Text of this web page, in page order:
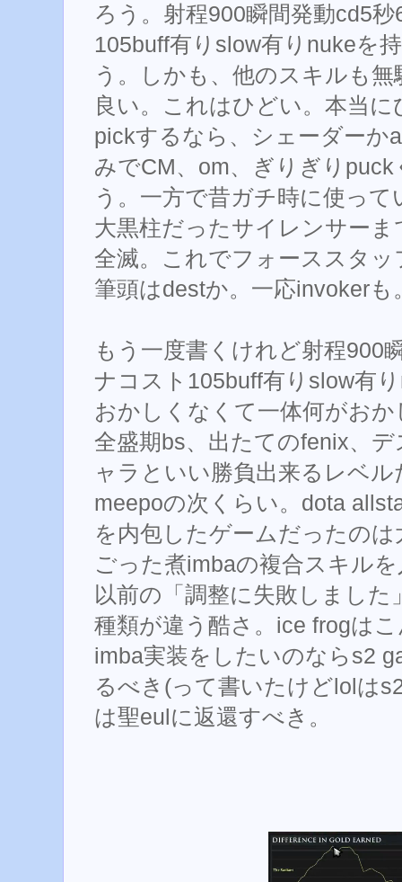
ろう。射程900瞬間発動cd5
105buff有りslow有りnukeを
う。しかも、他のスキルも
良い。これはひどい。本当
pickするなら、シェーダーか
みでCM、om、ぎりぎり
う。一方で昔ガチ時に使っ
大黒柱だったサイレンサー
全滅。これでフォーススタ
筆頭はdestか。一応invokerも
もう一度書くけれど射程900
ナコスト105buff有りslow有
おかしくなくて一体何がお
全盛期bs、出たてのfenix、
ャラといい勝負出来るレベ
meepoの次くらい。dota
を内包したゲームだったの
ごった煮imbaの複合スキル
以前の「調整に失敗しまし
種類が違う酷さ。ice frogは
imba実装をしたいのならs2
るべき(って書いたけどlolは
は聖eulに返還すべき。